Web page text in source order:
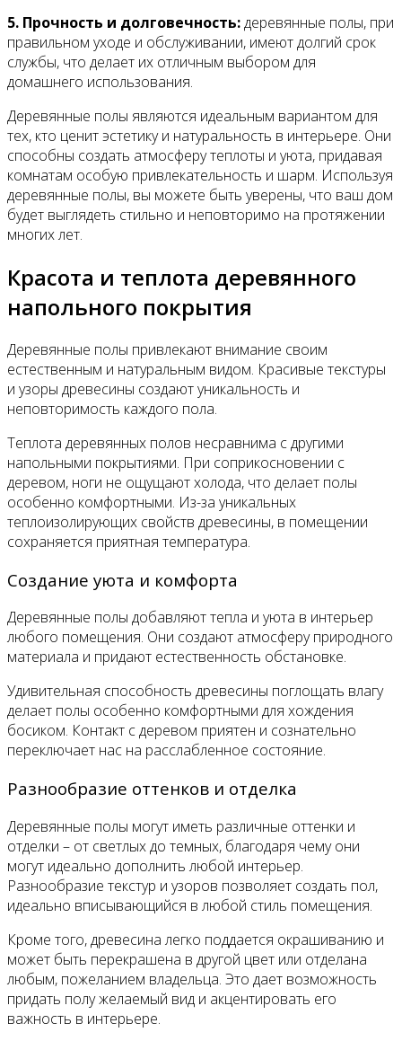
5. Прочность и долговечность:деревянные полы, при
правильном уходе и обслуживании, имеют долгий срок
службы, что делает их отличным выбором для
домашнего использования.
Деревянные полы являются идеальным вариантом для
тех, кто ценит эстетику и натуральность в интерьере. Они
способны создать атмосферу теплоты и уюта, придавая
комнатам особую привлекательность и шарм. Используя
деревянные полы, вы можете быть уверены, что ваш дом
будет выглядеть стильно и неповторимо на протяжении
многих лет.
Красота и теплота деревянного
напольного покрытия
Деревянные полы привлекают внимание своим
естественным и натуральным видом. Красивые текстуры
и узоры древесины создают уникальность и
неповторимость каждого пола.
Теплота деревянных полов несравнима с другими
напольными покрытиями. При соприкосновении с
деревом, ноги не ощущают холода, что делает полы
особенно комфортными. Из-за уникальных
теплоизолирующих свойств древесины, в помещении
сохраняется приятная температура.
Создание уюта и комфорта
Деревянные полы добавляют тепла и уюта в интерьер
любого помещения. Они создают атмосферу природного
материала и придают естественность обстановке.
Удивительная способность древесины поглощать влагу
делает полы особенно комфортными для хождения
босиком. Контакт с деревом приятен и сознательно
переключает нас на расслабленное состояние.
Разнообразие оттенков и отделка
Деревянные полы могут иметь различные оттенки и
отделки – от светлых до темных, благодаря чему они
могут идеально дополнить любой интерьер.
Разнообразие текстур и узоров позволяет создать пол,
идеально вписывающийся в любой стиль помещения.
Кроме того, древесина легко поддается окрашиванию и
может быть перекрашена в другой цвет или отделана
любым, пожеланием владельца. Это дает возможность
придать полу желаемый вид и акцентировать его
важность в интерьере.